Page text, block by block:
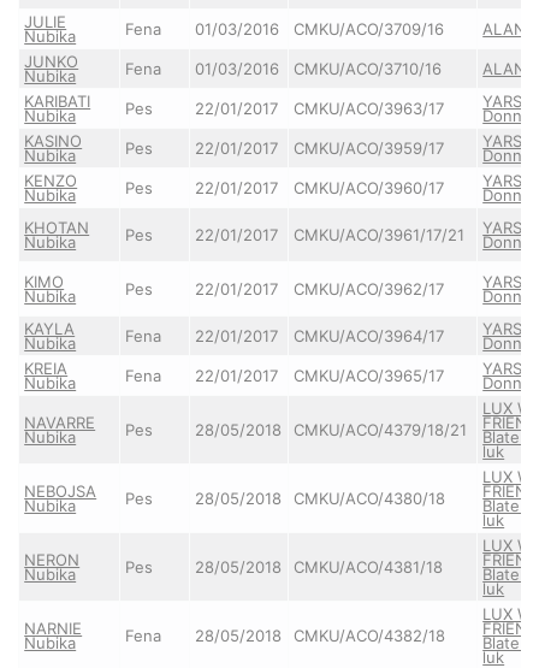
JULIE
Nubika Fena 01/03/2016 CMKU/ACO/3709/16
ALAN
JUNKO
Nubika Fena 01/03/2016 CMKU/ACO/3710/16
ALAN
KARIBATI
Nubika Pes 22/01/2017 CMKU/ACO/3963/17
KASINO
Nubika Pes 22/01/2017 CMKU/ACO/3959/17
KENZO
Nubika Pes 22/01/2017 CMKU/ACO/3960/17
KHOTAN
Nubika Pes 22/01/2017 CMKU/ACO/3961/17/21
KIMO
Nubika Pes 22/01/2017 CMKU/ACO/3962/17
KAYLA
Nubika Fena 22/01/2017 CMKU/ACO/3964/17
KREIA
Nubika Fena 22/01/2017 CMKU/ACO/3965/17
NAVARRE
Nubika Pes 28/05/2018 CMKU/ACO/4379/18/21
LUX
luk
NEBOJSA
Nubika Pes 28/05/2018 CMKU/ACO/4380/18
LUX
luk
NERON
Nubika Pes 28/05/2018 CMKU/ACO/4381/18
LUX
luk
NARNIE
Nubika Fena 28/05/2018 CMKU/ACO/4382/18
LUX
luk